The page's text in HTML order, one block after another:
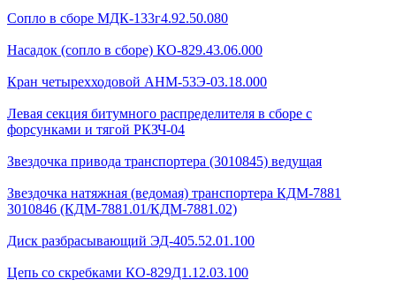
Сопло в сборе МДК-133г4.92.50.080
Насадок (сопло в сборе) КО-829.43.06.000
Кран четырехходовой AHМ-53Э-03.18.000
Левая секция битумного распределителя в сборе с
форсунками и тягой РКЗЧ-04
Звездочка привода транспортера (3010845) ведущая
Звездочка натяжная (ведомая) транспортера КДМ-7881
3010846 (КДМ-7881.01/КДМ-7881.02)
Диск разбрасывающий ЭД-405.52.01.100
Цепь со скребками КО-829Д1.12.03.100